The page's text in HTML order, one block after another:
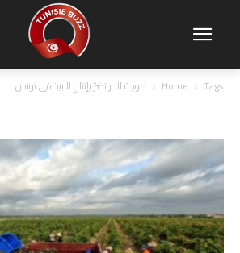
Home Tags موجة الحر تضرّ بإنتاج النبيذ في تونس